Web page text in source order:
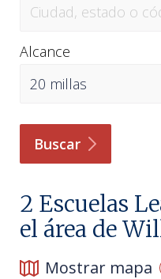
Alcance
Buscar
2 Escuelas
el área de
Mostrar mapa